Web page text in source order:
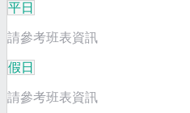
平日
請參考班表資訊
假日
請參考班表資訊